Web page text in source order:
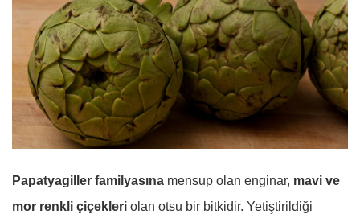
Papatyagiller familyasına mensup olan enginar, mavi ve
mor renkli çiçekleri olan otsu bir bitkidir. Yetiştirildiği